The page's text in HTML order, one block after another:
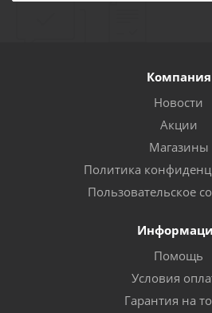
Компания
Новости
Акции
Магазины
Политика
Пользовательское
Помощь
Условия
Гарантия на